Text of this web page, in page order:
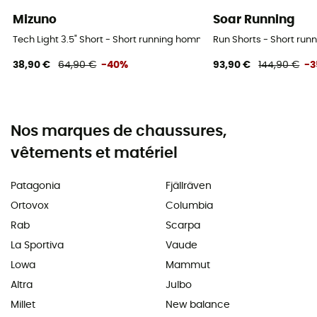
Mizuno
Tech Light 3.5" Short - Short running homme
38,90 € 64,90 € -40%
Soar Running
Run Shorts - Short
93,90 € 144,90 € -
Nos marques de chaussures,
vêtements et matériel
Patagonia
Ortovox
Rab
La Sportiva
Lowa
Altra
Millet
Fjällräven
Columbia
Scarpa
Vaude
Mammut
Julbo
New balance